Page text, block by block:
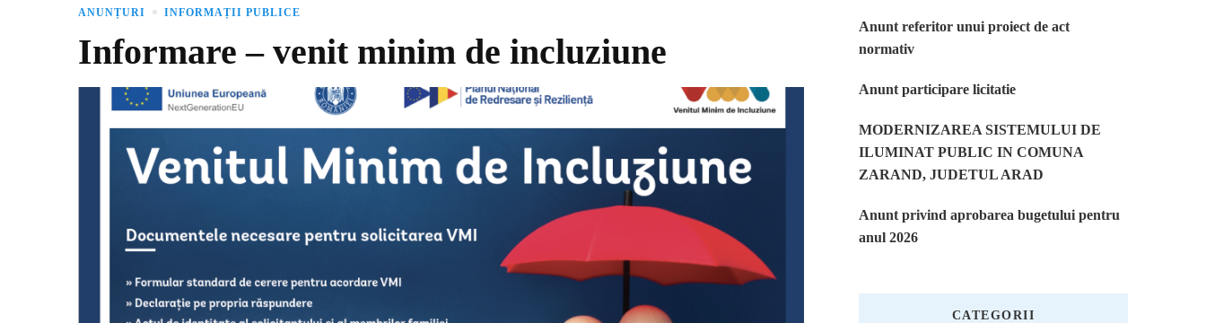
ANUNȚURI INFORMAȚII PUBLICE
Informare – venit minim de incluziune
Anunt referitor unui proiect de act
normativ
Anunt participare licitatie
MODERNIZAREA SISTEMULUI DE
ILUMINAT PUBLIC IN COMUNA
ZARAND, JUDETUL ARAD
Anunt privind aprobarea bugetului pentru
anul 2026
CATEGORII